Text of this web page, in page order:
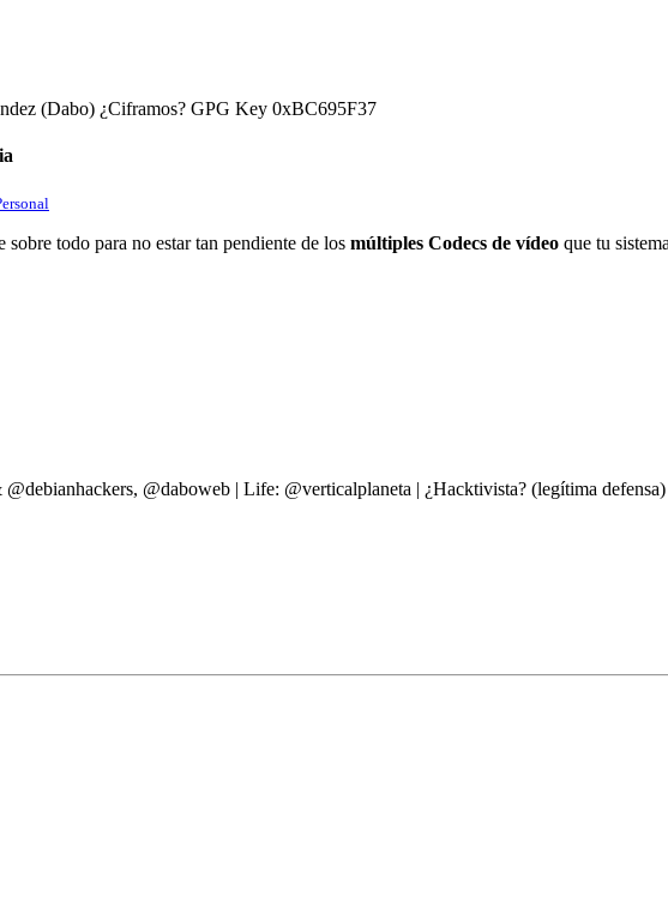
(Dabo) ¿Ciframos? GPG Key 0xBC695F37
sobre todo para no estar tan pendiente de los múltiples Codecs de vídeo que tu
@daboweb | Life: @verticalplaneta | ¿Hacktivista? (legítima